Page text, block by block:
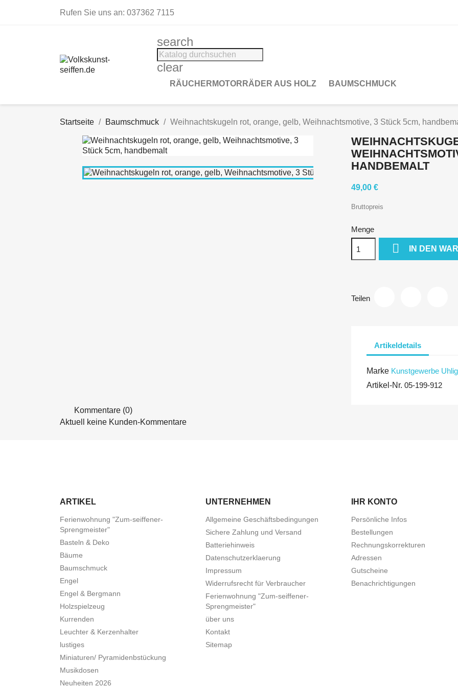
Rufen Sie uns an: 037362 7115
search
clear
RÄUCHERMOTORRÄDER AUS HOLZ BAUMSCHMUCK
Startseite Baumschmuck Weihnachtskugeln rot, orange, gelb, Weihnachtsmotive, 3 Stück 5cm,
HANDBEMALT
49,00 €
Bruttopreis
Menge
 IN DEN
Teilen
Artikeldetails
Marke Kunstgewerbe Uhlig
Artikel-Nr. 05-199-912
Kommentare (0)
Aktuell keine Kunden-Kommentare
ARTIKEL
Ferienwohnung "Zum-seiffener-
Sprengmeister"
Basteln & Deko
Bäume
Baumschmuck
Engel
Engel & Bergmann
Holzspielzeug
Kurrenden
Leuchter & Kerzenhalter
lustiges
Miniaturen/ Pyramidenbstückung
Musikdosen
Neuheiten 2026
UNTERNEHMEN
Allgemeine Geschäftsbedingungen
Sichere Zahlung und Versand
Batteriehinweis
Datenschutzerklaerung
Impressum
Widerrufsrecht für Verbraucher
Ferienwohnung "Zum-seiffener-
Sprengmeister"
über uns
Kontakt
Sitemap
IHR KONTO
Persönliche Infos
Bestellungen
Rechnungskorrekturen
Adressen
Gutscheine
Benachrichtigungen